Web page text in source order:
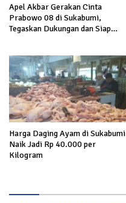
Apel Akbar Gerakan Cinta
Prabowo 08 di Sukabumi,
Tegaskan Dukungan dan Siap
Harga Daging Ayam di Sukabumi
Naik Jadi Rp 40.000 per
Kilogram